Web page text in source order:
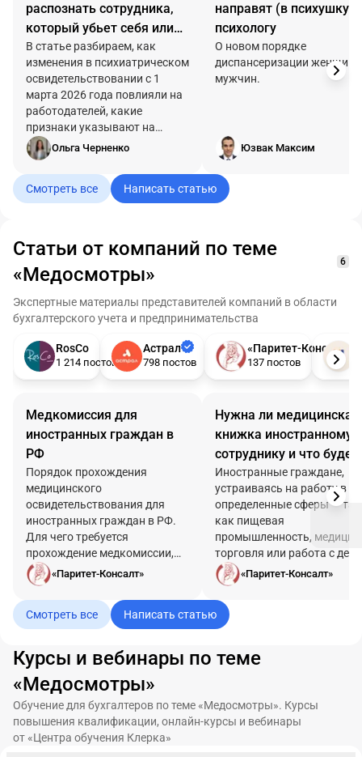
распознать сотрудника,
который убьет себя или
других завтра
В статье разбираем, как
изменения в психиатрическом
освидетельствовании с 1
марта 2026 года повлияли на
работодателей, какие
признаки указывают на
опасное психическое
состояние сотрудника, что
делать, чтобы не стать
фигурантом уголовного дела.
Ольга Черненко
направят (в психушку)
психологу
О новом порядке
диспансеризации женщин
мужчин.
Юзвак Максим
Смотреть все Написать статью
Статьи от компаний по теме
«Медосмотры»
6
Экспертные материалы представителей компаний в области
бухгалтерского учета и предпринимательства
RosCo
1 214 постов
Астрал
798 постов
«Паритет-Консалт»
137 постов
Медкомиссия для
иностранных граждан в
РФ
Порядок прохождения
медицинского
освидетельствования для
иностранных граждан в РФ.
Для чего требуется
прохождение медкомиссии,
кто обязан ее пройти и для
каких документов (ВНЖ, РВП,
патент) она необходима.
Расскажем о том, где можно
сроки и как действовать
поэтапно: от подготовки
документов до передачи
результатов в МВД.
«Паритет-Консалт»
Нужна ли медицинская
книжка иностранному
сотруднику и что будет,
если ее нет
Иностранные граждане,
устраиваясь на работу в
определенные сферы —
как пищевая
промышленность,
торговля или работа с
— обязаны предоставить
медицинскую книжку. Это
правило
всех, вне зависимости от
«Паритет-Консалт»
Смотреть все Написать статью
Курсы и вебинары по теме
«Медосмотры»
Обучение для бухгалтеров по теме «Медосмотры». Курсы
повышения квалификации, онлайн-курсы и вебинары
от «Центра обучения Клерка»